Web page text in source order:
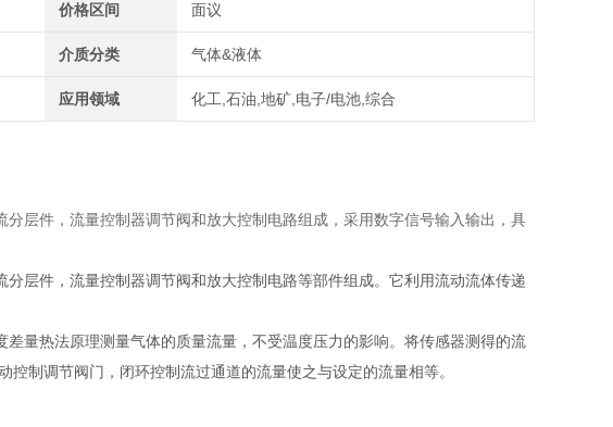
价格区间 面议
介质分类 气体&液体
应用领域 化工,石油,地矿,电子/电池,综合
层件，流量控制器调节阀和放大控制电路组成，采用数字信号输入输出，具
层件，流量控制器调节阀和放大控制电路等部件组成。它利用流动流体传递
量热法原理测量气体的质量流量，不受温度压力的影响。将传感器测得的流
制调节阀门，闭环控制流过通道的流量使之与设定的流量相等。